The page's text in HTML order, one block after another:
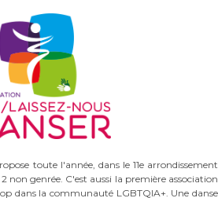
toute l'année, dans le 11e arrondissement
non genrée. C'est aussi la première association
dans la communauté LGBTQIA+. Une danse